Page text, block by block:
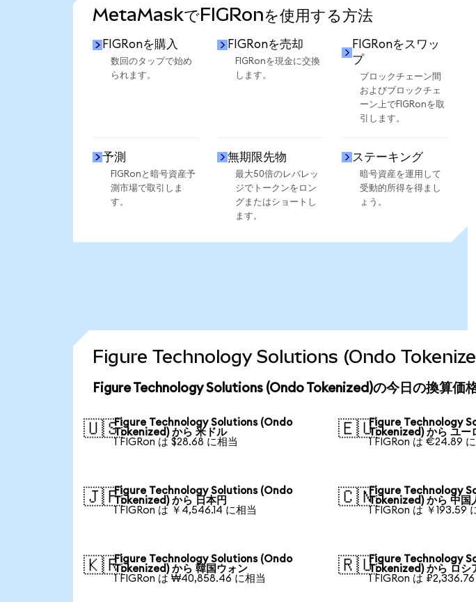
MetaMaskでFIGRonを使用する方法
FIGRonを購入
数回のタップで始め
られます。
FIGRonを売却
FIGRonを現金に交換
します。
FIGRonをスワッ
プ
ブロックチェーン間
およびブロックチェ
ーン上でFIGRonを取
引します。
予測
FIGRonと暗号資産予
測市場で取引しま
す。
無期限先物
最大50倍のレバレッ
ジでトークンをロン
グまたはショートし
ます。
ステーキング
暗号資産を運用して
受動的所得を得まし
ょう。
Figure Technology Solutions (Ondo Tokenized)
Figure Technology Solutions (Ondo Tokenized)の今日の換算価
🇺🇸Figure Technology Solutions (Ondo
Tokenized) から 米ドル
1 FIGRon は $28.68 に相当
🇪🇺Figure Technology
Tokenized) から ユー
1 FIGRon は €24.89
🇯🇵Figure Technology Solutions (Ondo
Tokenized) から 日本円
1 FIGRon は ￥4,546.14 に相当
🇨🇳Figure Technology
Tokenized) から 中国
1 FIGRon は ￥193.59
🇰🇷Figure Technology Solutions (Ondo
Tokenized) から 韓国ウォン
1 FIGRon は ₩40,858.46 に相当
🇷🇺Figure Technology
Tokenized) から ロシ
1 FIGRon は